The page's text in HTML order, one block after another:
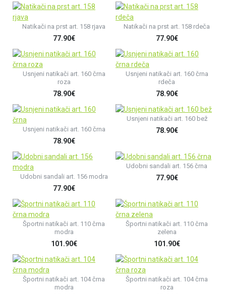
Natikači na prst art. 158 rjava
77.90€
Natikači na prst art. 158 rdeča
77.90€
Usnjeni natikači art. 160 črna
roza
78.90€
Usnjeni natikači art. 160 črna
rdeča
78.90€
Usnjeni natikači art. 160 črna
78.90€
Usnjeni natikači art. 160 bež
78.90€
Udobni sandali art. 156 modra
77.90€
Udobni sandali art. 156 črna
77.90€
Športni natikači art. 110 črna
modra
101.90€
Športni natikači art. 110 črna
zelena
101.90€
Športni natikači art. 104 črna
modra
Športni natikači art. 104 črna
roza